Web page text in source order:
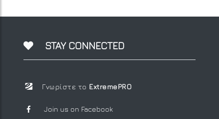
STAY CONNECTED
Γνωρίστε το ExtremePRO
Join us on Facebook